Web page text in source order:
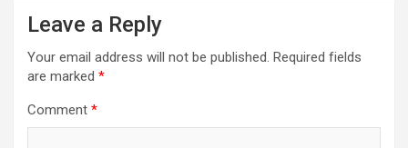
Leave a Reply
Your email address will not be published. Required fields
are marked *
Comment *